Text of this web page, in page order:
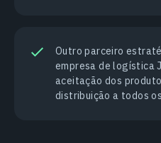
Outro parceiro
empresa de logística
aceitação dos
distribuição a todos